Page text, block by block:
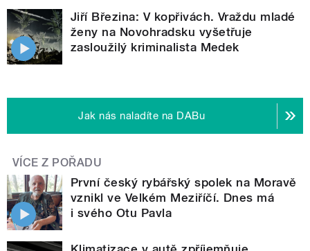
Jiří Březina: V kopřivách. Vraždu mladé
ženy na Novohradsku vyšetřuje
zasloužilý kriminalista Medek
Jak nás naladíte na DABu
VÍCE Z POŘADU
První český rybářský spolek na Moravě
vznikl ve Velkém Meziříčí. Dnes má
i svého Otu Pavla